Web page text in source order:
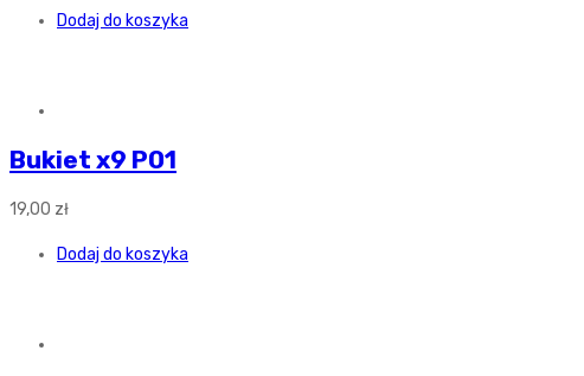
Dodaj do koszyka
Bukiet x9 P01
19,00 zł
Dodaj do koszyka